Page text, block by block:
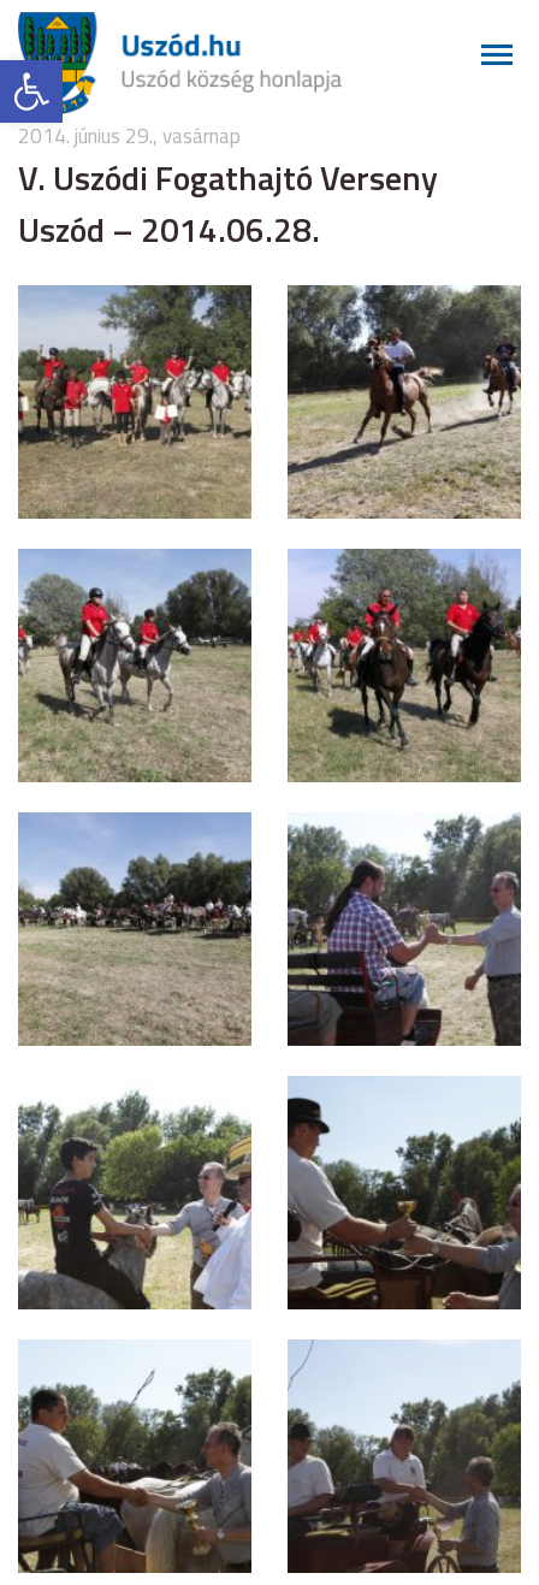
Eszköztár megnyitása
2014. június 29., vasárnap
V. Uszódi Fogathajtó Verseny
Uszód – 2014.06.28.